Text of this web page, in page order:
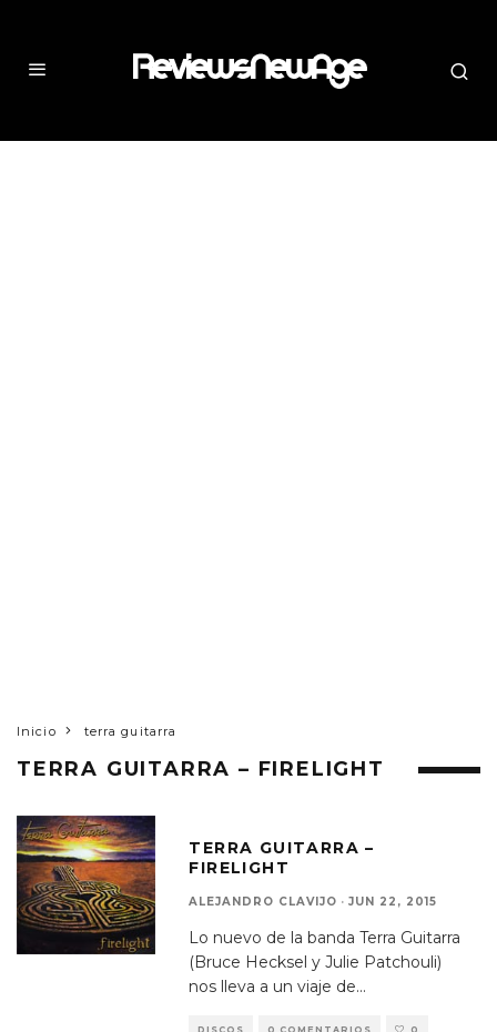
Inicio terra guitarra
TERRA GUITARRA – FIRELIGHT
TERRA GUITARRA –
FIRELIGHT
ALEJANDRO CLAVIJO · JUN 22, 2015
Lo nuevo de la banda Terra Guitarra
(Bruce Hecksel y Julie Patchouli)
nos lleva a un viaje de...
DISCOS 0 COMENTARIOS 0